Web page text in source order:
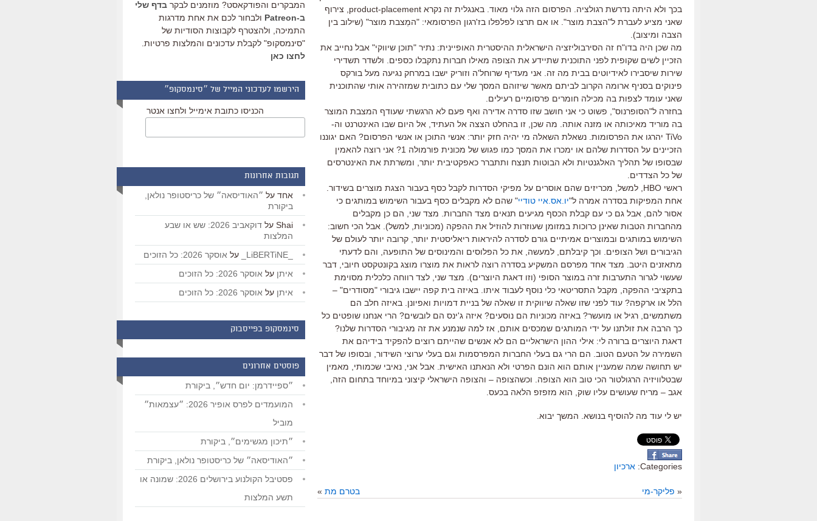
בכך ולא היתה נדרשת רגולציה. הפרסום הזה גלוי מאוד. באנגלית זה נקרא product-placement, צירוף
שאני מציע לעברת ל"הצבת מוצר". או אם תרצו לפלפלו בז'רגון הפרסומאי: "המְצבת מוצר" (שילוב בין
הצבה ומיצוב).
מה שכן היה בדו"ח זה הסירבוליזציה הישראלית ההיסטרית האופיינית: נתיר "תוכן שיווקי" אבל נחייב את
הזכיין לשים שקופית לפני התוכנית שתיידע את הצופה מאילו חברות נתקבלו כספים. ולשדר תשדירי
שירות שיסבירו לאידיוטים בבית מה זה. אני מעדיף שרוחל'ה וזוריק ישבו במרחק נגיעה מעל בורקס
פינוקים בסניף ארומה הקרוב לביתם מאשר שיזוהם המסך שלי עם כתובית שמזהירה אותי שהתוכנית
שאני עומד לצפות בה מכילה חומרים פרסומיים רעילים.
בחזרה ל"הסופרנוס", פשוט כי אני חושב שזו סדרה אדירה ואף פעם לא הרגשתי שעודף המצבת המוצר
בה מוריד מאיכותה או מזנה אותה. מה שכן, זו בהחלט הצצה אל העתיד, אל היום שבו האינטרנט וה-
TiVo יהרגו את הפרסומות. נשאלת השאלה מי יהיה חזק יותר: אנשי התוכן או אנשי הפרסום? האם יגוננו
הזכיינים על הסדרות שלהם או ימכרו את המסך כמו פגוש של מכונית פורמולה 1? אני רוצה להאמין
שבסופו של תהליך האלגנטיות ולא הבוטות תנצח ותתברר כאפקטיבית יותר, ומשרתת את האינטרסים
של כל הצדדים.
ראשי HBO, למשל, מכריזים שהם אוסרים על מפיקי הסדרות לקבל כסף בעבור הצגת מוצרים בשידור.
אחת המפיקות בסדרה אמרה ל"יו.אס.איי טודיי" שהם לא מקבלים כסף בעבור השימוש במותגים כי
אסור להם, אבל גם כי עם קבלת הכסף מגיעים תנאים מצד החברות. מצד שני, הם כן מקבלים
מהחברות הטבות שאינן כרוכות במזומן שעוזרות להוזיל את ההפקה (מכוניות, למשל). אבל הכי חשוב:
השימוש במותגים ובמוצרים אמיתיים גורם לסדרה להיראות ריאליסטית יותר, קרובה יותר לעולם של
הגיבורים ושל הצופים. וכך קיבלתם, למעשה, את כל הפלוסים והמינוסים של התופעה, והם לדעתי
מתאזנים היטב. מצד אחד מפרסם המשקיע בסדרה רוצה לראות את מוצרו מוצג בקונטקסט חיובי, דבר
שעשוי לגרור התערבות זרה במוצר הסופי (וזו דאגת היוצרים). מצד שני, לצד רווחה כלכלית מסוימת
בתקציבי ההפקה, מקבל התסריטאי כלי נוסף לעבוד איתו. באיזה בית קפה יישבו גיבורי "מסודרים" –
הלל או ארקפה? עוד לפני שזו שאלה שיווקית זו שאלה של בניית דמויות ואפיונן. באיזה חלב הם
משתמשים, רגיל או מועשר? באיזה מכוניות הם נוסעים? איזה ג'ינס הם לובשים? הרי אנחנו שופטים כל
כך הרבה את זולתנו על ידי המותגים שמכסים אותם, אז למה שנמנע את זה מגיבורי הסדרות שלנו?
דאגת היוצרים ברורה לי: אילי ההון הישראליים הם לא אנשים שהייתם רוצים להפקיד בידיהם את
השמירה על הטעם הטוב. הם הרי גם בעלי החברות המפרסמות וגם בעלי ערוצי השידור, ובסופו של דבר
יש תחושה שמה שמעניין אותם הוא הונם הפרטי ולא הנאתנו האישית. אבל אני, נאיבי שכמותי, מאמין
שבטלוויזיה הרגולטור הכי טוב הוא הצופה. וכשהצופה – והצופה הישראלי קיצוני במיוחד בתחום הזה,
אגב – מריח שעושים עליו שוק, הוא מזפזפ הלאה בכעס.
יש לי עוד מה להוסיף בנושא. המשך יבוא.
Categories: ארכיון
« פליקר-מי בטרם מת »
המבקרים והפודקאסט? מוזמנים לבקר בדף שלי
ב-Patreon
ולבחור לכם את אחת מדרגות
התמיכה, ולהצטרף לקבוצות הסודיות של
"סינמסקופ" לקבלת עדכונים והמלצות פרטיות.
לחצו כאן
הירשמו לעדכוני המייל של ״סינמסקופ״
הכניסו כתובת אימייל ולחצו אנטר
תגובות אחרונות
אחד על ״האודיסאה״ של כריסטופר נולאן,
ביקורת
Shai על
דוקאביב 2026: שש או שבע
המלצות
על אוסקר 2026: כל הזוכים
איתן על אוסקר 2026: כל הזוכים
איתן על אוסקר 2026: כל הזוכים
סינמסקופ בפייסבוק
פוסטים אחרונים
״ספיידרמן: יום חדש״, ביקורת
המועמדים לפרס אופיר 2026: ״עצמאות״
מוביל
״תיכון מגשימים״, ביקורת
״האודיסאה״ של כריסטופר נולאן, ביקורת
פסטיבל הקולנוע בירושלים 2026: שמונה או
תשע המלצות